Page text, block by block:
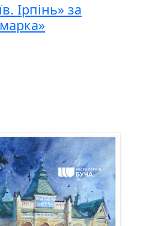
Ірпінь» за